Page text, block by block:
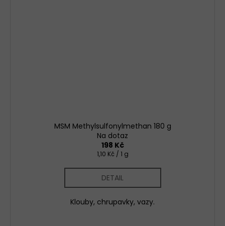
MSM Methylsulfonylmethan 180 g
Na dotaz
198 Kč
Měrná
1,10 Kč / 1 g
DETAIL
Klouby, chrupavky, vazy.